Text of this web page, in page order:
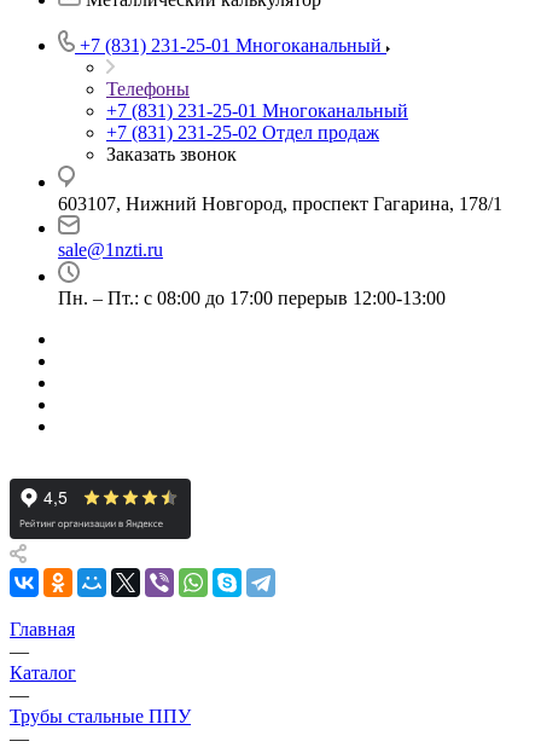
+7 (831) 231-25-01 Многоканальный
Телефоны
+7 (831) 231-25-01 Многоканальный
+7 (831) 231-25-02 Отдел продаж
Заказать звонок
603107, Нижний Новгород, проспект Гагарина, 178/1
sale@1nzti.ru
Пн. – Пт.: с 08:00 до 17:00 перерыв 12:00-13:00
Главная
—
Каталог
—
Трубы стальные ППУ
—